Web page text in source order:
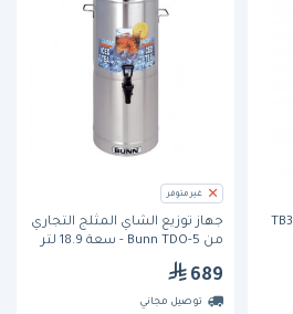
غير متوفر
جهاز توزيع الشاي المثلج التجاري
من Bunn TDO-5 - سعة 18.9 لتر
689
توصيل مجاني